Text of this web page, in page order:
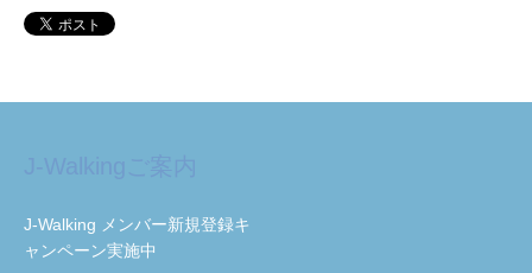
J-Walking メンバー新規登録キ
ャンペーン実施中